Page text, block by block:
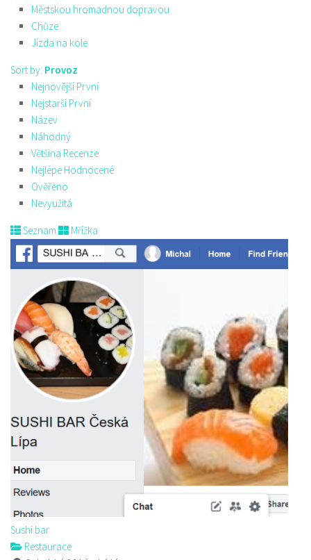
Městskou hromadnou dopravou
Chůze
Jízda na kole
Sort by: Provoz
Nejnovější První
Nejstarší První
Název
Náhodný
Většina Recenze
Nejlépe Hodnocené
Ověřeno
Nevyužitá
Seznam Mřížka
Sushi bar
Restaurace